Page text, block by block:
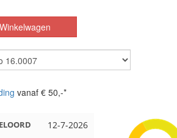
vanaf € 50,-*
12-7-2026 Nell uit Beuningen